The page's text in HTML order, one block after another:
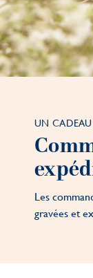
UN CADEAU
Les
gravées et